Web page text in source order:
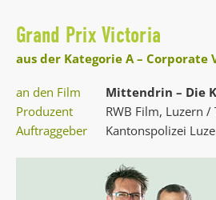
Grand Prix Victoria
aus der Kategorie A – Corporate
an den Film
Mittendrin – Die
Produzent
RWB Film, Luzern
Auftraggeber
Kantonspolizei